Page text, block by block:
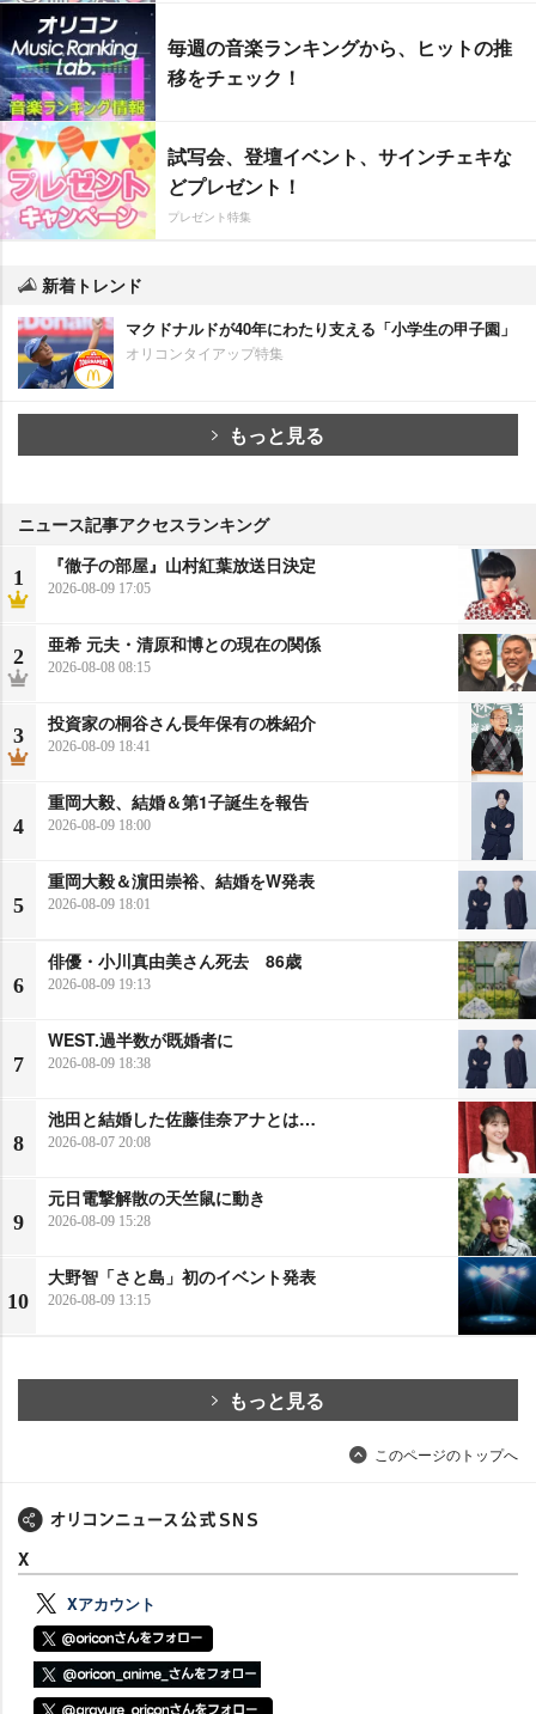
毎週の音楽ランキングから、ヒットの推
移をチェック！
試写会、登壇イベント、サインチェキな
どプレゼント！
プレゼント特集
新着トレンド
マクドナルドが40年にわたり支える「小学生の甲子園」
オリコンタイアップ特集
もっと見る
ニュース記事アクセスランキング
1
『徹子の部屋』山村紅葉放送日決定
2026-08-09 17:05
2
亜希 元夫・清原和博との現在の関係
2026-08-08 08:15
3
投資家の桐谷さん長年保有の株紹介
2026-08-09 18:41
4
重岡大毅、結婚＆第1子誕生を報告
2026-08-09 18:00
5
重岡大毅＆濵田崇裕、結婚をW発表
2026-08-09 18:01
6
俳優・小川真由美さん死去 86歳
2026-08-09 19:13
7
WEST.過半数が既婚者に
2026-08-09 18:38
8
池田と結婚した佐藤佳奈アナとは…
2026-08-07 20:08
9
元日電撃解散の天竺鼠に動き
2026-08-09 15:28
10
大野智「さと島」初のイベント発表
2026-08-09 13:15
もっと見る
このページのトップへ
X
Xアカウント